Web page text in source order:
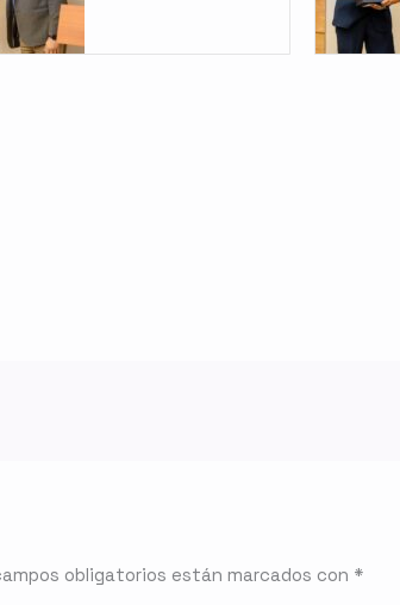
obligatorios están marcados con *